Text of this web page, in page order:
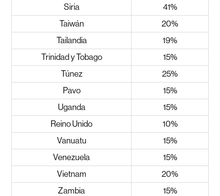
Siria
41%
Taiwán
20%
Tailandia
19%
Trinidad y Tobago
15%
Túnez
25%
Pavo
15%
Uganda
15%
Reino Unido
10%
Vanuatu
15%
Venezuela
15%
Vietnam
20%
Zambia
15%